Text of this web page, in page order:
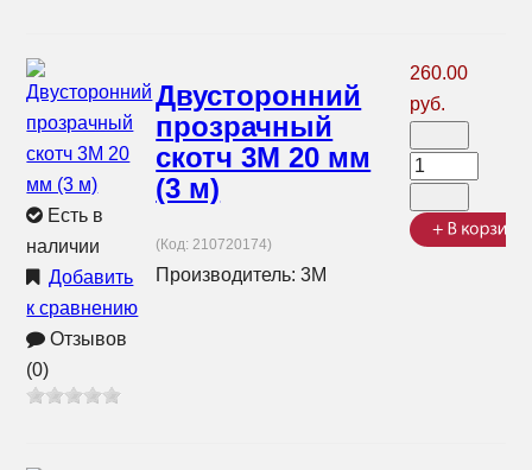
Есть в
наличии
Добавить
к сравнению
Отзывов
(0)
Двусторонний
прозрачный
скотч 3М 20 мм
(3 м)
(Код:210720174)
Производитель:3М
260.00
руб.